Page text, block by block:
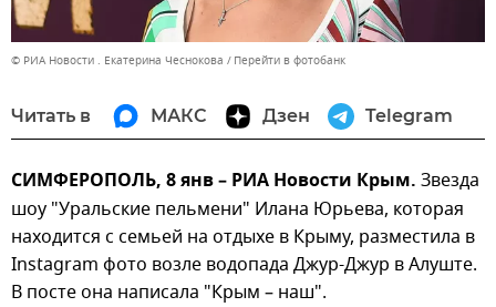
© РИА Новости . Екатерина Чеснокова Перейти в фотобанк
Читать в МАКС Дзен Telegram
СИМФЕРОПОЛЬ, 8 янв – РИА Новости Крым. Звезда
шоу "Уральские пельмени" Илана Юрьева, которая
находится с семьей на отдыхе в Крыму, разместила в
Instagram фото возле водопада Джур-Джур в Алуште.
В посте она написала "Крым – наш".